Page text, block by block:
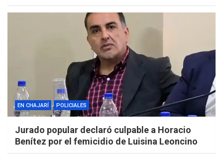
EN CHAJARÍ POLICIALES
Jurado popular declaró culpable a Horacio
Benítez por el femicidio de Luisina Leoncino